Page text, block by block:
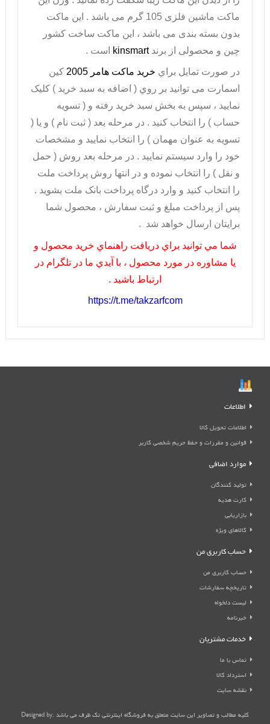
ماکت ماشین فلزی
105 گرم می باشد . این ماکت
بدون بسته بندی می باشد ، این ماکت ساخت کشور
چین و محصولی از برندkinsmart است .
در صورت تمايل براي خريد ماکت هامر 2005
کین
اسمارت می توانيد بر روي ( اضافه به سبد خريد ) کليک
نماييد ، سپس به بخش سبد خريد رفته و ( تسويه
حساب ) را انتخاب کنيد . در مرحله بعد ( ثبت نام ) و يا (
تسويه به عنوان مهمان ) را انتخاب نماييد و مشخصات
خود را وارد سيستم نماييد . در مرحله بعد روش ( حمل
و نقل ) را انتخاب نموده و در انتها روش پرداخت ملت
را انتخاب کنيد و وارد درگاه پرداخت بانک ملت بشويد .
پس از پرداخت مبلغ و ثبت سفارش ، محصول شما
برايتان ارسال خواهد شد .
شما مي توانيد براي دريافت راهنماي خريد محصول و
يا مشاوره در مورد محصول ، با آيدي ما در تلگرام در
ارتباط باشيد .
https://t.me/takzarfcom
اطلاعات
اطلاعات تحویل کالا
قوانین و مقررات و حفظ حریم شخصی کاربر
موارد اضافی
تولید کنندگان
کارت هدیه
بازاریابی
کالاهای ویژه
حساب کاربری من
حساب کاربری من
تاریخچه سفارشات
لیست دلخواه
خبرنامه
خدمات مشتریان
تماس با ما
استرداد کالا
نقشه سایت
کلیه مطالب و تصاویر این سایت متعلق به فروشگاه اینترنتی تک ظرف می باشد .Designed by